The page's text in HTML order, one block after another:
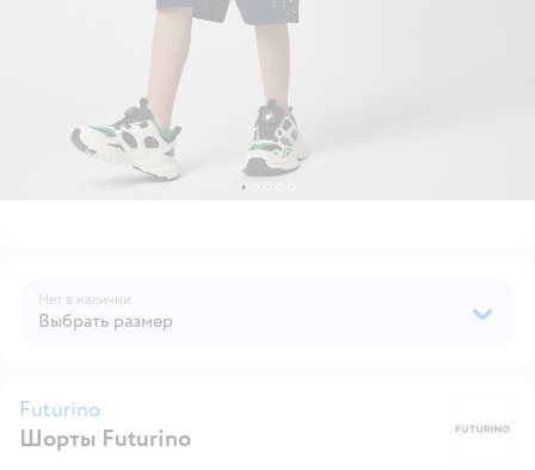
Нет в наличии
Выбрать размер
Futurino
Шорты Futurino